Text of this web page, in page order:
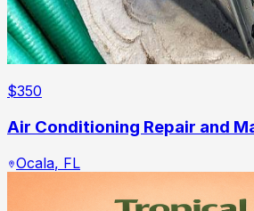
$350
Air Conditioning Repair and
Ocala, FL